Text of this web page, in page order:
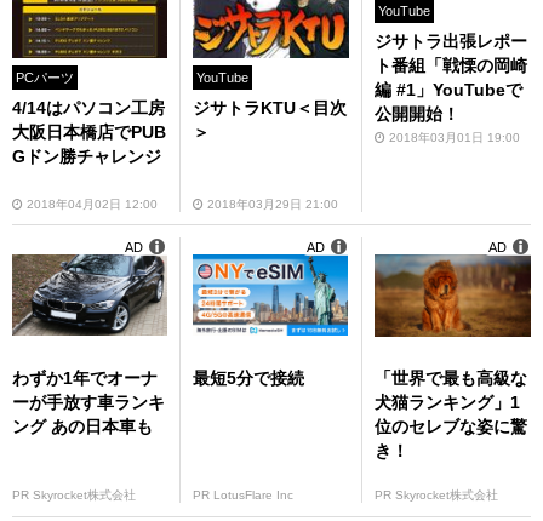
PCパーツ
4/14はパソコン工房
大阪日本橋店でPUB
Gドン勝チャレンジ
2018年04月02日 12:00
YouTube
ジサトラKTU＜目次
＞
2018年03月29日 21:00
YouTube
ジサトラ出張レポー
ト番組「戦慄の岡崎
編 #1」YouTubeで
公開開始！
2018年03月01日 19:00
わずか1年でオーナ
ーが手放す車ランキ
ング あの日本車も
PR Skyrocket株式会社
AD
最短5分で接続
PR LotusFlare Inc
AD
「世界で最も高級な
犬猫ランキング」1
位のセレブな姿に驚
き！
PR Skyrocket株式会社
AD